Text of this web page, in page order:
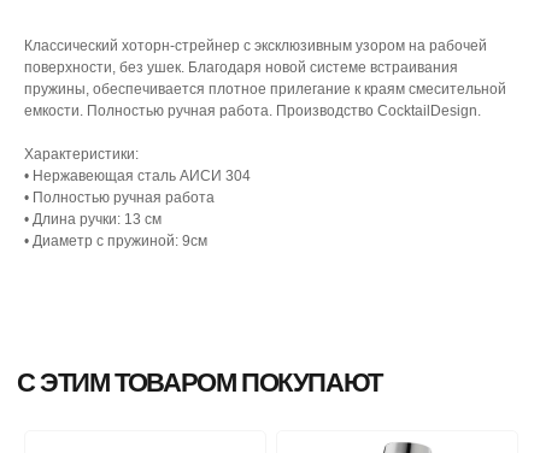
Классический хоторн-стрейнер с эксклюзивным узором на рабочей
поверхности, без ушек. Благодаря новой системе встраивания
пружины, обеспечивается плотное прилегание к краям смесительной
емкости. Полностью ручная работа. Производство CocktailDesign.
Характеристики:
• Нержавеющая сталь АИСИ 304
• Полностью ручная работа
• Длина ручки: 13 см
• Диаметр с пружиной: 9см